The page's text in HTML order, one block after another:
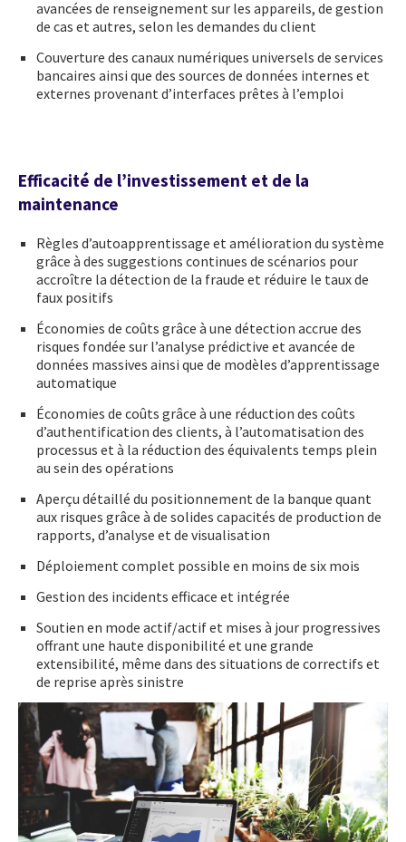
avancées de renseignement sur les appareils, de gestion
de cas et autres, selon les demandes du client
Couverture des canaux numériques universels de services
bancaires ainsi que des sources de données internes et
externes provenant d’interfaces prêtes à l’emploi
Efficacité de l’investissement et de la
maintenance
Règles d’autoapprentissage et amélioration du système
grâce à des suggestions continues de scénarios pour
accroître la détection de la fraude et réduire le taux de
faux positifs
Économies de coûts grâce à une détection accrue des
risques fondée sur l’analyse prédictive et avancée de
données massives ainsi que de modèles d’apprentissage
automatique
Économies de coûts grâce à une réduction des coûts
d’authentification des clients, à l’automatisation des
processus et à la réduction des équivalents temps plein
au sein des opérations
Aperçu détaillé du positionnement de la banque quant
aux risques grâce à de solides capacités de production de
rapports, d’analyse et de visualisation
Déploiement complet possible en moins de six mois
Gestion des incidents efficace et intégrée
Soutien en mode actif/actif et mises à jour progressives
offrant une haute disponibilité et une grande
extensibilité, même dans des situations de correctifs et
de reprise après sinistre